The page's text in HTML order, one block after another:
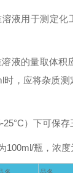
液用于测定化
液的量取体积
时，应将杂质
）下可保存
100ml/瓶，浓度